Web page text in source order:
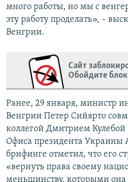
много работы, но мы с
эту работу проделать», –
Венгрии.
Сайт
Обойдите
Ранее, 29 января, министр
Венгрии Петер Сийярто
коллегой Дмитрием Кулебой
Офиса президента
брифинге отметил, что его
«вернуть права своему
меньшинству, которыми она